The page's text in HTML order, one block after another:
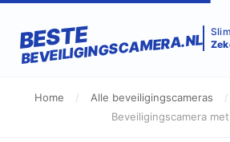
BESTE
BEVEILIGINGSCAMERA.NL
Home / Alle beveiligingscameras /
Beveiligingscamera met